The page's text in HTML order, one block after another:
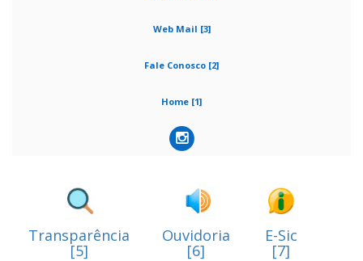
Web Mail [3]
Fale Conosco [2]
Home [1]
Transparência
[5]
Ouvidoria
[6]
E-Sic
[7]